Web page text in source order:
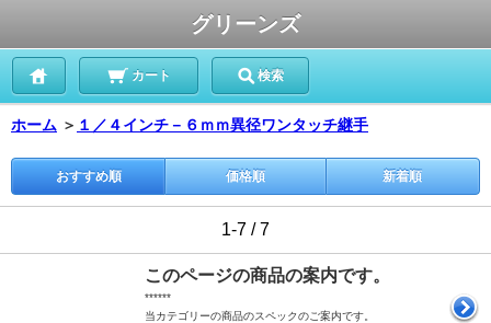
グリーンズ
カート 検索
ホーム ＞ １／４インチ－６ｍｍ異径ワンタッチ継手
おすすめ順 価格順 新着順
1-7 / 7
このページの商品の案内です。
******
当カテゴリーの商品のスペックのご案内です。